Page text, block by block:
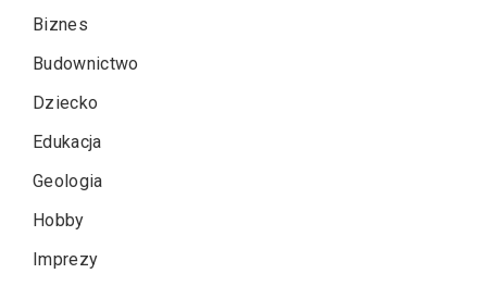
Biznes
Budownictwo
Dziecko
Edukacja
Geologia
Hobby
Imprezy